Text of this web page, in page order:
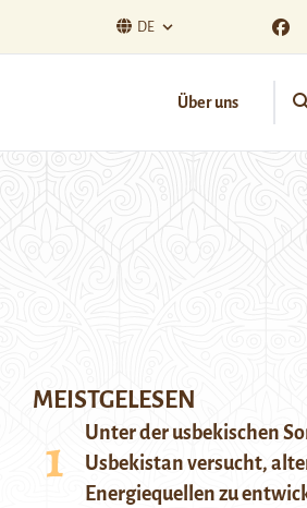
DE
Über uns
MEISTGELESEN
Unter der usbekischen
Usbekistan versucht,
Energiequellen zu